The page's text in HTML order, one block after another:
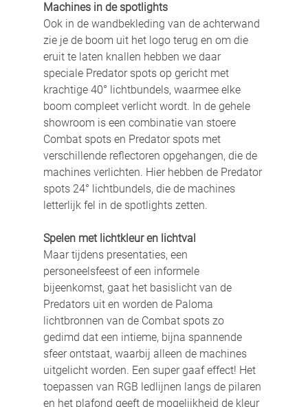
Machines in de spotlights
Ook in de wandbekleding van de achterwand
zie je de boom uit het logo terug en om die
eruit te laten knallen hebben we daar
speciale Predator spots op gericht met
krachtige 40° lichtbundels, waarmee elke
boom compleet verlicht wordt. In de gehele
showroom is een combinatie van stoere
Combat spots en Predator spots met
verschillende reflectoren opgehangen, die de
machines verlichten. Hier hebben de Predator
spots 24° lichtbundels, die de machines
letterlijk fel in de spotlights zetten.
Spelen met lichtkleur en lichtval
Maar tijdens presentaties, een
personeelsfeest of een informele
bijeenkomst, gaat het basislicht van de
Predators uit en worden de Paloma
lichtbronnen van de Combat spots zo
gedimd dat een intieme, bijna spannende
sfeer ontstaat, waarbij alleen de machines
uitgelicht worden. Een super gaaf effect! Het
toepassen van RGB ledlijnen langs de pilaren
en het plafond geeft de mogelijkheid de kleur